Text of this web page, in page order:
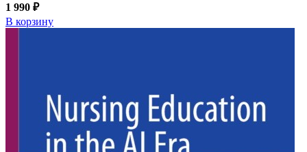
1 990 ₽
В корзину